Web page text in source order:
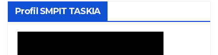
Profil SMPIT TASKIA